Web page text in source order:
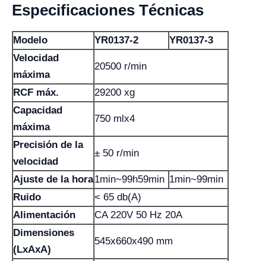
Especificaciones Técnicas
Modelo YR0137-2
YR0137-3
Velocidad
máxima
20500 r/min
RCF máx.
29200 xg
Capacidad
máxima
750 mlx4
Precisión de la
velocidad
± 50 r/min
Ajuste de la hora1min~99h59min 1min~99min
Ruido
< 65 db(A)
Alimentación
CA 220V 50 Hz 20A
Dimensiones
(LxAxA)
545x660x490 mm